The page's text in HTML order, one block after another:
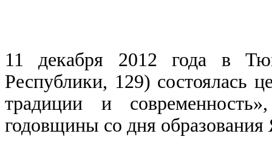
11 декабря 2012 года в
Республики, 129) состоялась
традиции и
годовщины со дня